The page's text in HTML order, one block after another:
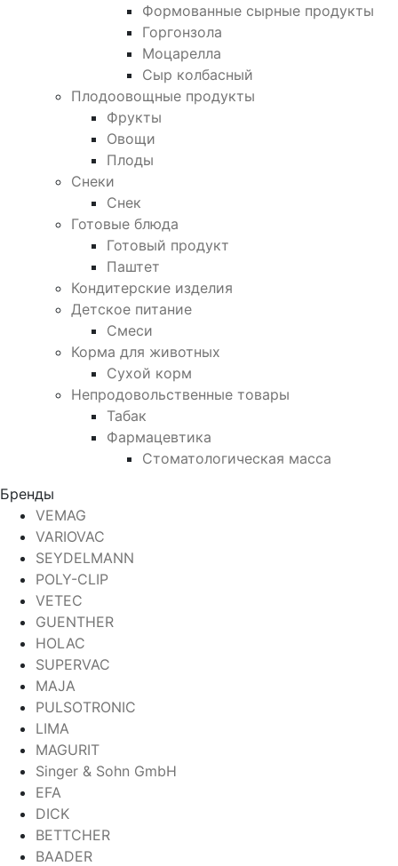
Формованные сырные продукты
Горгонзола
Моцарелла
Сыр колбасный
Плодоовощные продукты
Фрукты
Овощи
Плоды
Снеки
Снек
Готовые блюда
Готовый продукт
Паштет
Кондитерские изделия
Детское питание
Смеси
Корма для животных
Сухой корм
Непродовольственные товары
Табак
Фармацевтика
Стоматологическая масса
Бренды
VEMAG
VARIOVAC
SEYDELMANN
POLY-CLIP
VETEC
GUENTHER
HOLAC
SUPERVAC
MAJA
PULSOTRONIC
LIMA
MAGURIT
Singer & Sohn GmbH
EFA
DICK
BETTCHER
BAADER